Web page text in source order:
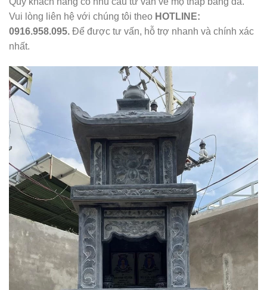
Vui lòng liên hệ với chúng tôi theo HOTLINE:
0916.958.095. Để được tư vấn, hỗ trợ nhanh và chính xác
nhất.